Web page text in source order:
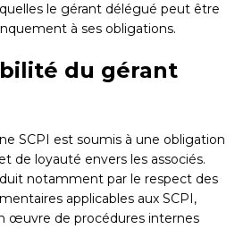
le gérant délégué peut être
à ses obligations.
du gérant
SCPI est soumis à une obligation
de loyauté envers les associés.
notamment par le respect des
applicables aux SCPI,
œuvre de procédures internes